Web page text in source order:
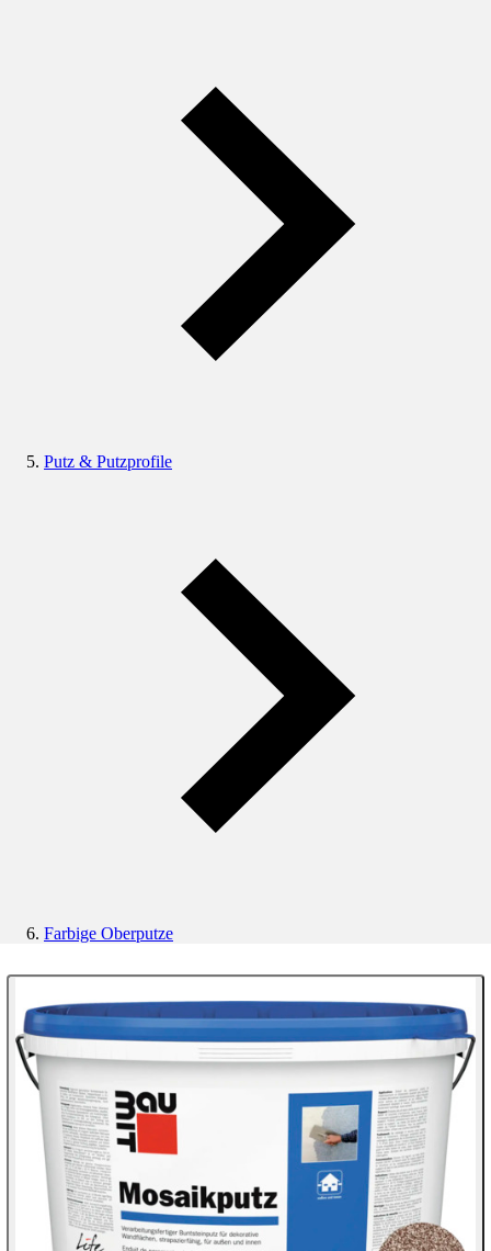
Putz & Putzprofile
Farbige Oberputze